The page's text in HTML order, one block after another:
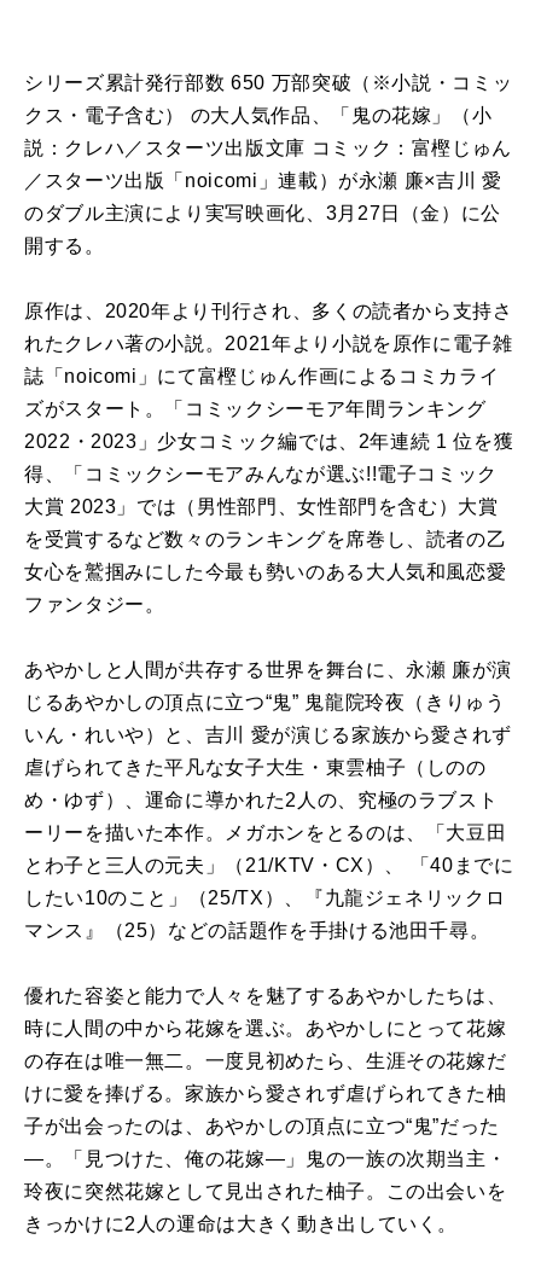
シリーズ累計発行部数 650 万部突破（※小説・コミッ
クス・電子含む） の大人気作品、「鬼の花嫁」（小
説：クレハ／スターツ出版文庫 コミック：富樫じゅん
／スターツ出版「noicomi」連載）が永瀬 廉×吉川 愛
のダブル主演により実写映画化、3月27日（金）に公
開する。
原作は、2020年より刊行され、多くの読者から支持さ
れたクレハ著の小説。2021年より小説を原作に電子雑
誌「noicomi」にて富樫じゅん作画によるコミカライ
ズがスタート。「コミックシーモア年間ランキング
2022・2023」少女コミック編では、2年連続 1 位を獲
得、「コミックシーモアみんなが選ぶ!!電子コミック
大賞 2023」では（男性部門、女性部門を含む）大賞
を受賞するなど数々のランキングを席巻し、読者の乙
女心を鷲掴みにした今最も勢いのある大人気和風恋愛
ファンタジー。
あやかしと人間が共存する世界を舞台に、永瀬 廉が演
じるあやかしの頂点に立つ“鬼” 鬼龍院玲夜（きりゅう
いん・れいや）と、吉川 愛が演じる家族から愛されず
虐げられてきた平凡な女子大生・東雲柚子（しのの
め・ゆず）、運命に導かれた2人の、究極のラブスト
ーリーを描いた本作。メガホンをとるのは、「大豆田
とわ子と三人の元夫」（21/KTV・CX）、 「40までに
したい10のこと」（25/TX）、『九龍ジェネリックロ
マンス』（25）などの話題作を手掛ける池田千尋。
優れた容姿と能力で人々を魅了するあやかしたちは、
時に人間の中から花嫁を選ぶ。あやかしにとって花嫁
の存在は唯一無二。一度見初めたら、生涯その花嫁だ
けに愛を捧げる。家族から愛されず虐げられてきた柚
子が出会ったのは、あやかしの頂点に立つ“鬼”だった
―。「見つけた、俺の花嫁―」鬼の一族の次期当主・
玲夜に突然花嫁として見出された柚子。この出会いを
きっかけに2人の運命は大きく動き出していく。